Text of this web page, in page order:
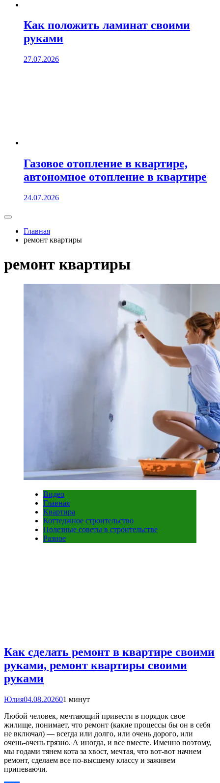
Как положить ламинат своими
руками
27.07.2026
Газовое отопление в квартире,
автономное отопление в квартире
24.07.2026
Главная
ремонт квартиры
ремонт квартиры
Видео
Главная
Квартира
Коттеджное строительство
Полезные советы в строительстве
Разное
Как сделать ремонт в квартире своими
руками, ремонт квартиры своими
руками
Юлия04.08.202601 минут
Любой человек, мечтающий привести в порядок свое
жилище, понимает, что ремонт (какие процессы бы он в себя
не включал) — всегда или долго, или очень дорого, или
очень-очень грязно. А иногда, и все вместе. Именно поэтому,
мы годами тянем кота за хвост, мечтая, что вот-вот начнем
ремонт, сделаем все по-высшему классу и заживем
припеваючи.